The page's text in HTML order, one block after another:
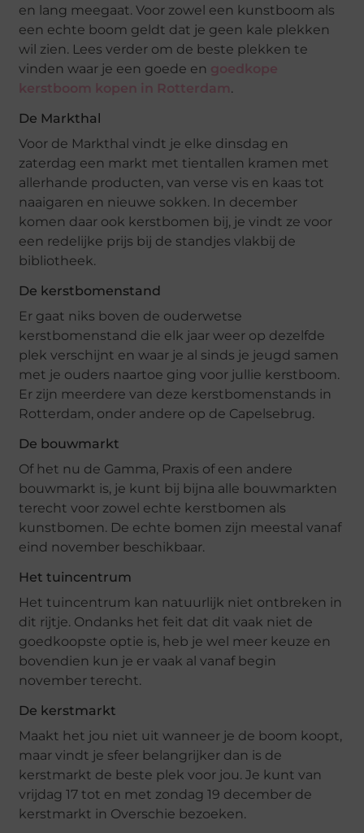
en lang meegaat. Voor zowel een kunstboom als
een echte boom geldt dat je geen kale plekken
wil zien. Lees verder om de beste plekken te
vinden waar je een goede en goedkope
kerstboom kopen in Rotterdam.
De Markthal
Voor de Markthal vindt je elke dinsdag en
zaterdag een markt met tientallen kramen met
allerhande producten, van verse vis en kaas tot
naaigaren en nieuwe sokken. In december
komen daar ook kerstbomen bij, je vindt ze voor
een redelijke prijs bij de standjes vlakbij de
bibliotheek.
De kerstbomenstand
Er gaat niks boven de ouderwetse
kerstbomenstand die elk jaar weer op dezelfde
plek verschijnt en waar je al sinds je jeugd samen
met je ouders naartoe ging voor jullie kerstboom.
Er zijn meerdere van deze kerstbomenstands in
Rotterdam, onder andere op de Capelsebrug.
De bouwmarkt
Of het nu de Gamma, Praxis of een andere
bouwmarkt is, je kunt bij bijna alle bouwmarkten
terecht voor zowel echte kerstbomen als
kunstbomen. De echte bomen zijn meestal vanaf
eind november beschikbaar.
Het tuincentrum
Het tuincentrum kan natuurlijk niet ontbreken in
dit rijtje. Ondanks het feit dat dit vaak niet de
goedkoopste optie is, heb je wel meer keuze en
bovendien kun je er vaak al vanaf begin
november terecht.
De kerstmarkt
Maakt het jou niet uit wanneer je de boom koopt,
maar vindt je sfeer belangrijker dan is de
kerstmarkt de beste plek voor jou. Je kunt van
vrijdag 17 tot en met zondag 19 december de
kerstmarkt in Overschie bezoeken.